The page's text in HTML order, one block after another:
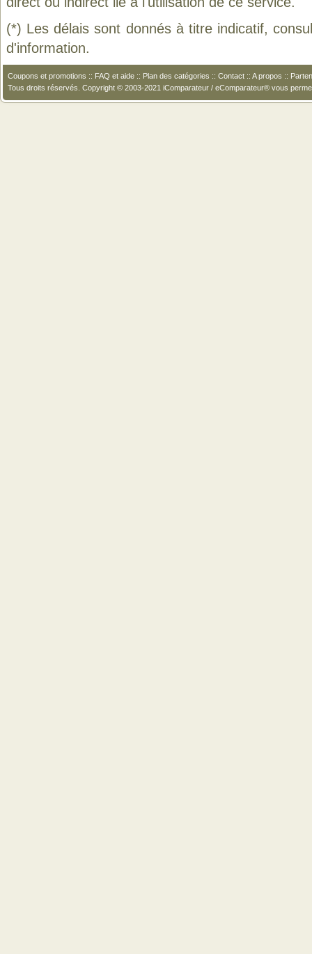
(*) Les délais sont donnés à titre indicatif,
d'information.
Coupons et promotions :: FAQ et aide :: Plan des catégories :: Contact :: A propos ::
Tous droits réservés. Copyright © 2003-2021 iComparateur / eComparateur® vous